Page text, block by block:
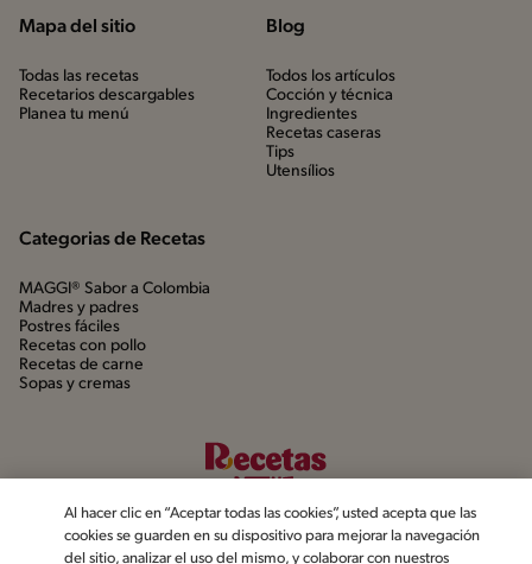
Mapa del sitio
Todas las recetas
Recetarios descargables
Planea tu menú
Blog
Todos los artículos
Cocción y técnica
Ingredientes
Recetas caseras
Tips
Utensílios
Categorias de Recetas
MAGGI® Sabor a Colombia
Madres y padres
Postres fáciles
Recetas con pollo
Recetas de carne
Sopas y cremas
Al hacer clic en “Aceptar todas las cookies”, usted acepta que las
cookies se guarden en su dispositivo para mejorar la navegación
del sitio, analizar el uso del mismo, y colaborar con nuestros